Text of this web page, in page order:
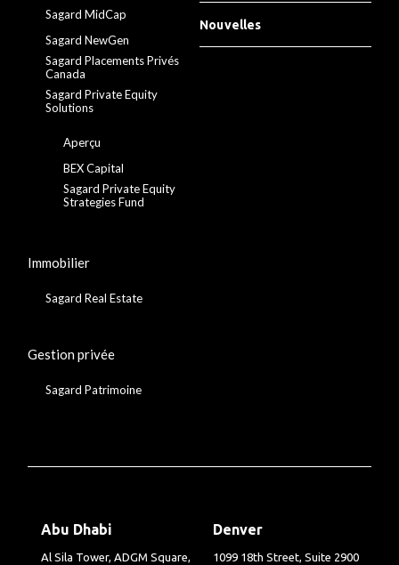
Sagard MidCap
Sagard NewGen
Sagard Placements Privés
Canada
Sagard Private Equity
Solutions
Aperçu
BEX Capital
Sagard Private Equity
Strategies Fund
Immobilier
Sagard Real Estate
Gestion privée
Sagard Patrimoine
Nouvelles
Abu Dhabi
Al Sila Tower, ADGM Square,
Denver
1099 18th Street, Suite 2900